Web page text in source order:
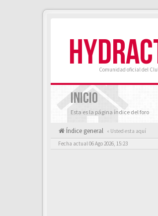
Comunidad oficial del
INICIO
Esta es la página índice del foro
Índice general « Usted esta aquí
Fecha actual 06 Ago 2026, 15:23